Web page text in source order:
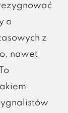
o
z
nawet